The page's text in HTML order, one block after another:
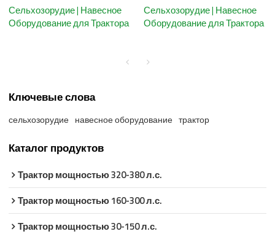
Сельхозорудие | Навесное
Оборудование для Трактора
Сельхозорудие | Навесное
Оборудование для Трактора
Ключевые слова
сельхозорудие навесное оборудование трактор
Каталог продуктов
Трактор мощностью 320-380 л.с.
Трактор мощностью 160-300 л.с.
Трактор мощностью 30-150 л.с.